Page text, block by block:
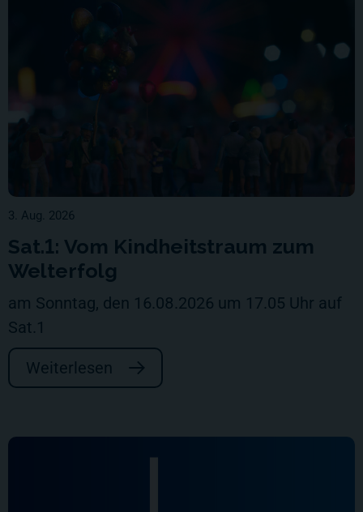
3. Aug. 2026
Sat.1: Vom Kindheitstraum zum
Welterfolg
am Sonntag, den 16.08.2026 um 17.05 Uhr auf
Sat.1
Weiterlesen